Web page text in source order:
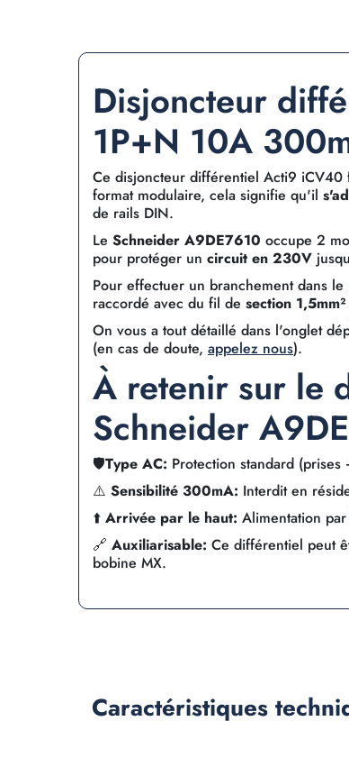
Disjoncteur
1P+N 10A
Ce disjoncteur différentiel Acti9
format modulaire, cela signifie qu'il
de rails DIN.
LeSchneider A9DE7610 occupe 2
pour protéger uncircuit en 230V
Pour effectuer un branchement dans
raccordé avec du fil desection
On vous a tout détaillé dans l'onglet
(en cas de doute,appelez nous).
À retenir sur le
Schneider
🛡️Type AC: Protection standard
⚠️Sensibilité 300mA: Interdit en
⬆️Arrivée par le haut:Alimentation
🔗Auxiliarisable:Ce différentiel peut
bobine MX.
Caractéristiques